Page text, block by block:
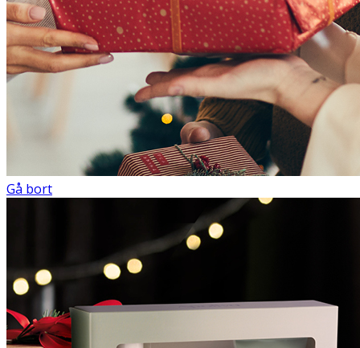
Gå bort